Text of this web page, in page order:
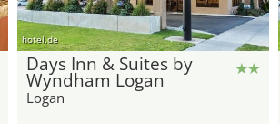
hotel.de
Days Inn & Suites by
Wyndham Logan
Logan